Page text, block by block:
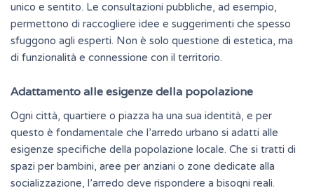
unico e sentito. Le consultazioni pubbliche, ad esempio,
permettono di raccogliere idee e suggerimenti che spesso
sfuggono agli esperti. Non è solo questione di estetica, ma
di funzionalità e connessione con il territorio.
Adattamento alle esigenze della popolazione
Ogni città, quartiere o piazza ha una sua identità, e per
questo è fondamentale che l’arredo urbano si adatti alle
esigenze specifiche della popolazione locale. Che si tratti di
spazi per bambini, aree per anziani o zone dedicate alla
socializzazione, l’arredo deve rispondere a bisogni reali.